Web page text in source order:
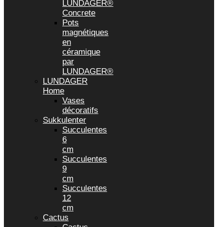
LUNDAGER®
Concrete
Pots
magnétiques
en
céramique
par
LUNDAGER®
LUNDAGER
Home
Vases
décoratifs
Sukkulenter
Succulentes
6
cm
Succulentes
9
cm
Succulentes
12
cm
Cactus